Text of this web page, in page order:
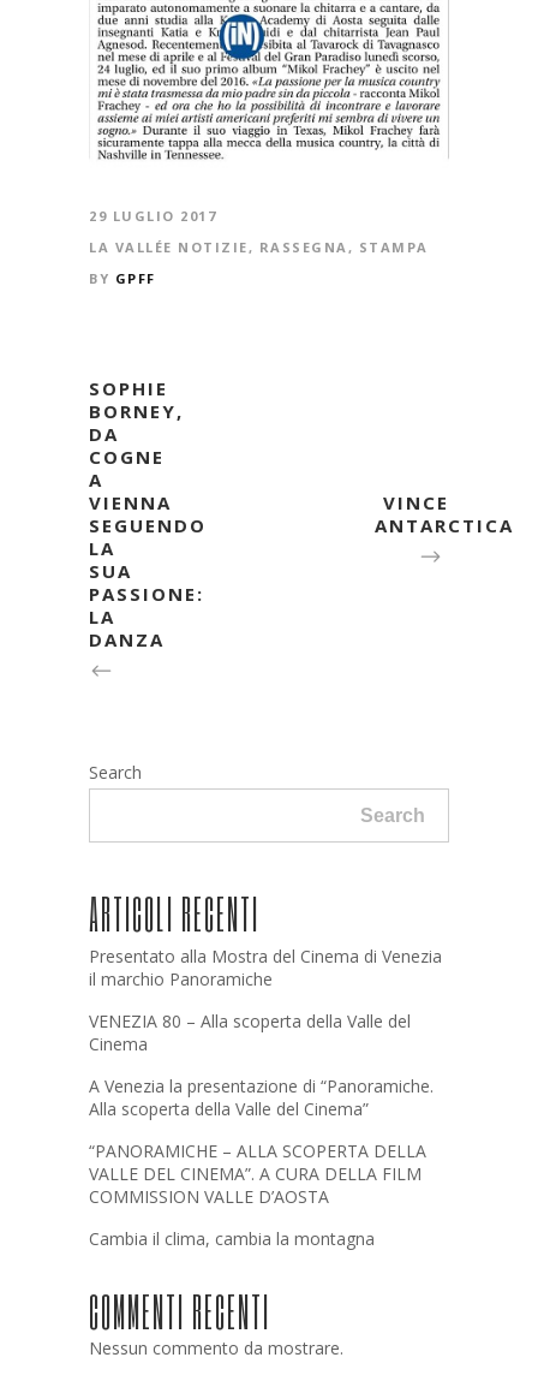
29 LUGLIO 2017
LA VALLÉE NOTIZIE, RASSEGNA, STAMPA
BY GPFF
SOPHIE
BORNEY,
DA
COGNE
A
VIENNA
SEGUENDO
LA
SUA
PASSIONE:
LA
DANZA
VINCE
ANTARCTICA
Search
Search
ARTICOLI RECENTI
Presentato alla Mostra del Cinema di Venezia
il marchio Panoramiche
VENEZIA 80 – Alla scoperta della Valle del
Cinema
A Venezia la presentazione di “Panoramiche.
Alla scoperta della Valle del Cinema”
“PANORAMICHE – ALLA SCOPERTA DELLA
VALLE DEL CINEMA”. A CURA DELLA FILM
COMMISSION VALLE D’AOSTA
Cambia il clima, cambia la montagna
COMMENTI RECENTI
Nessun commento da mostrare.